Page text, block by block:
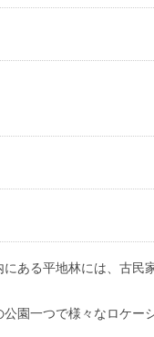
ある平地林には、古民
園一つで様々なロケー